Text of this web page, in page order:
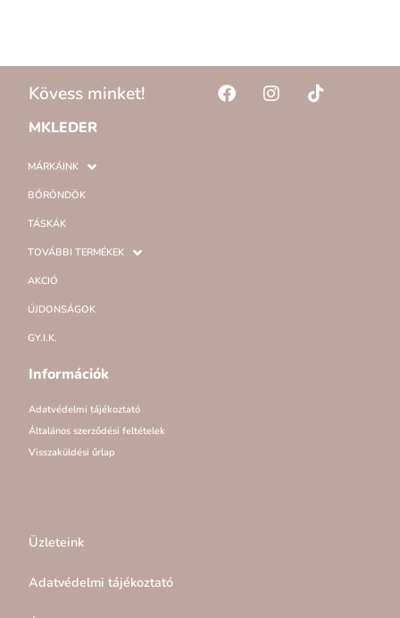
Kövess minket!
MKLEDER
MÁRKÁINK
BŐRÖNDÖK
TÁSKÁK
TOVÁBBI TERMÉKEK
AKCIÓ
ÚJDONSÁGOK
GY.I.K.
Információk
Adatvédelmi tájékoztató
Általános szerződési feltételek
Visszaküldési űrlap
Üzleteink
Adatvédelmi tájékoztató